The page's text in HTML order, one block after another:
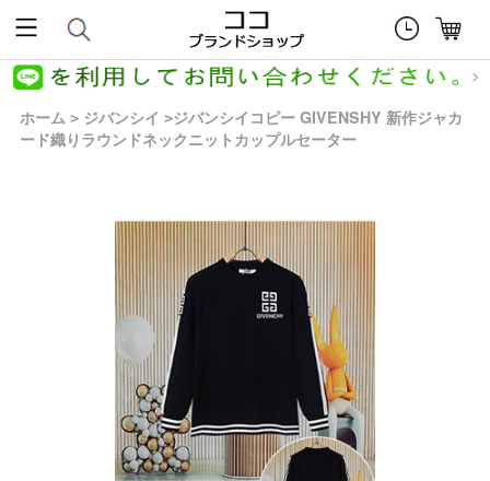
ホーム > ジバンシイ >ジバンシイコピー GIVENSHY 新作ジャカ
ード織りラウンドネックニットカップルセーター